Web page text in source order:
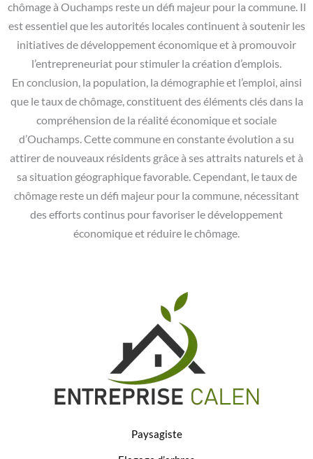
chômage à Ouchamps reste un défi majeur pour la commune. Il
est essentiel que les autorités locales continuent à soutenir les
initiatives de développement économique et à promouvoir
l’entrepreneuriat pour stimuler la création d’emplois.
En conclusion, la population, la démographie et l’emploi, ainsi
que le taux de chômage, constituent des éléments clés dans la
compréhension de la réalité économique et sociale
d’Ouchamps. Cette commune en constante évolution a su
attirer de nouveaux résidents grâce à ses attraits naturels et à
sa situation géographique favorable. Cependant, le taux de
chômage reste un défi majeur pour la commune, nécessitant
des efforts continus pour favoriser le développement
économique et réduire le chômage.
Paysagiste